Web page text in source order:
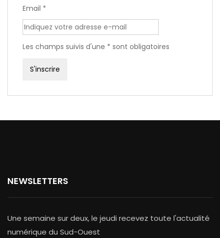
Email *
Les champs suivis d'une * sont obligatoires
NEWSLETTERS
Une semaine sur deux, le jeudi recevez toute l'actualité
numérique du Sud-Ouest